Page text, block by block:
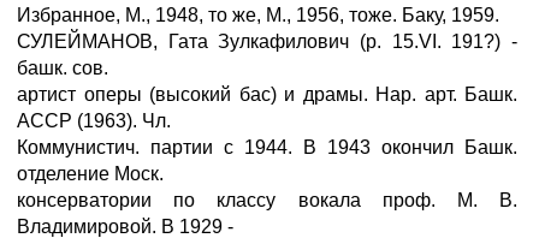
Избранное, М., 1948, то же, М., 1956, тоже. Баку, 1959.
СУЛЕЙМАНОВ, Гата Зулкафилович (р. 15.VI. 191?) -
башк. сов.
артист оперы (высокий бас) и драмы. Нар. арт. Башк.
АССР (1963). Чл.
Коммунистич. партии с 1944. В 1943 окончил Башк.
отделение Моск.
консерватории по классу вокала проф. М. В.
Владимировой. В 1929 -